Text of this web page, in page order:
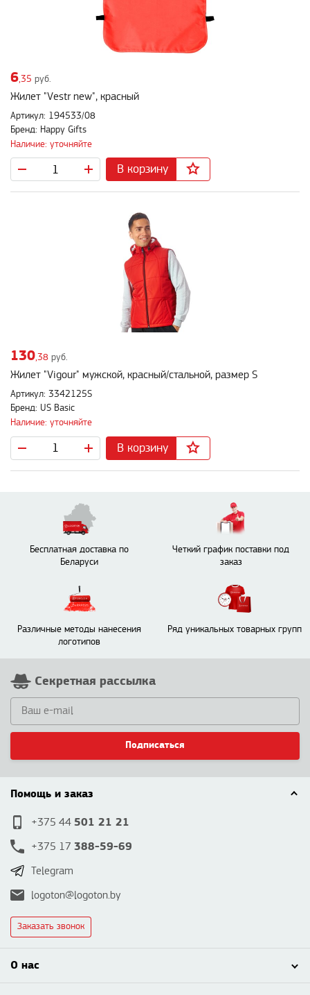
6 ,35 руб.
Жилет "Vestr new", красный
Артикул: 194533/08
Бренд: Happy Gifts
Наличие: уточняйте
В корзину
130,38 руб.
Жилет "Vigour" мужской, красный/стальной, размер S
Артикул: 3342125S
Бренд: US Basic
Наличие: уточняйте
В корзину
Бесплатная доставка по
Беларуси
Четкий график поставки под
заказ
Различные методы нанесения
логотипов
Ряд уникальных товарных групп
Секретная рассылка
Подписаться
Помощь и заказ
+375 44 501 21 21
+375 17 388-59-69
Telegram
logoton@logoton.by
Заказать звонок
О нас